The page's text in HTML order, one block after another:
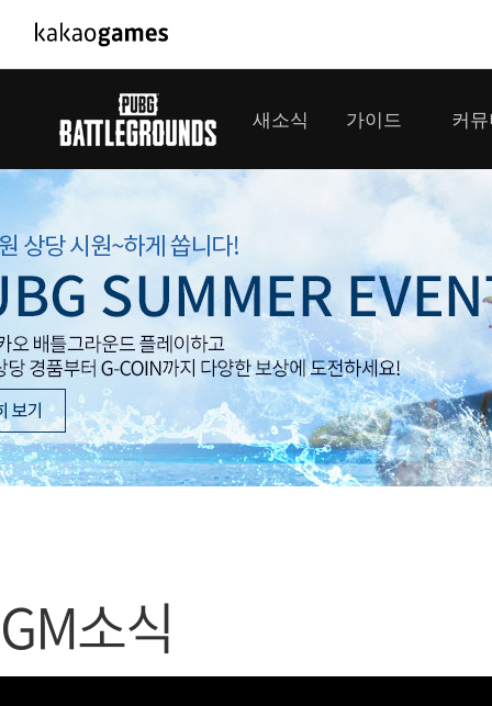
PC/모바일게임
도깨비의세계
아키에이지 워
아레스 : 라이즈 오브 가디언즈
배틀그라
패스 오브
패스 오브
모바일게임
우마무스메 프리티 더비
SMiniz
프렌즈팝콘
프렌즈타운
서비스
내정보
보안센터
새소식
이벤트
업데이트
대회소식
가이드 커
플레이
클랜
모집
GM소식